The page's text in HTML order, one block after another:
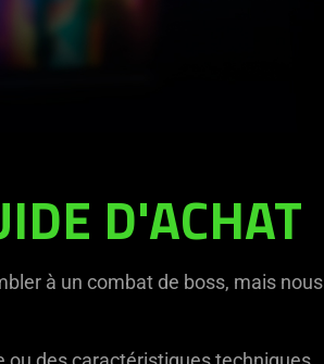
D'ACHAT
à un combat de boss, mais nous